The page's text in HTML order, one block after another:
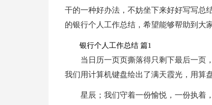
干的一种好办法，不妨坐下来好好写写总
的银行个人工作总结，希望能够帮助到大家
银行个人工作总结 篇1
当日历一页页撕落得只剩下最后一页
我们用计算机键盘绘出了满天霞光，用算
星辰；我们守着一份愉悦，一份执着